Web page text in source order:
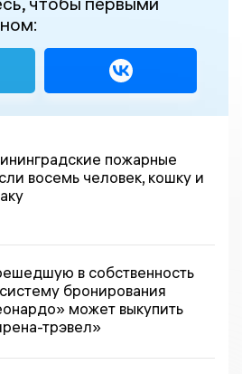
пожарные
восемь человек, кошку и
в собственность
бронирования
может выкупить
трэвел»